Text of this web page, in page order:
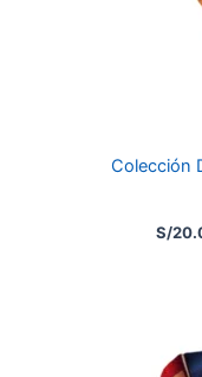
Colección
S/